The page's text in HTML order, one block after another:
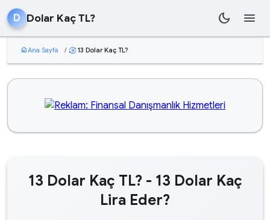
D Dolar Kaç TL? dark_mode menu
homeAna Sayfa / currency_exchange 13 Dolar Kaç TL?
13 Dolar Kaç TL? - 13 Dolar Kaç
Lira Eder?